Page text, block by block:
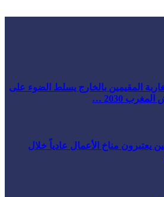
المقيمين بالخارج يسلط الضوء على
2030 …
يعتبرون مناخ الأعمال عادياً خلال